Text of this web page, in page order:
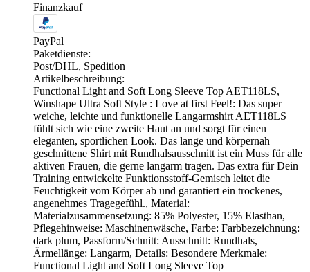
Finanzkauf
PayPal
Paketdienste:
Post/DHL, Spedition
Artikelbeschreibung:
Functional Light and Soft Long Sleeve Top AET118LS,
Winshape Ultra Soft Style : Love at first Feel!: Das super
weiche, leichte und funktionelle Langarmshirt AET118LS
fühlt sich wie eine zweite Haut an und sorgt für einen
eleganten, sportlichen Look. Das lange und körpernah
geschnittene Shirt mit Rundhalsausschnitt ist ein Muss für alle
aktiven Frauen, die gerne langarm tragen. Das extra für Dein
Training entwickelte Funktionsstoff-Gemisch leitet die
Feuchtigkeit vom Körper ab und garantiert ein trockenes,
angenehmes Tragegefühl., Material:
Materialzusammensetzung: 85% Polyester, 15% Elasthan,
Pflegehinweise: Maschinenwäsche, Farbe: Farbbezeichnung:
dark plum, Passform/Schnitt: Ausschnitt: Rundhals,
Ärmellänge: Langarm, Details: Besondere Merkmale:
Functional Light and Soft Long Sleeve Top